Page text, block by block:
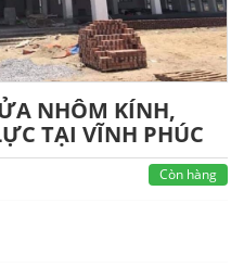
NHÔM KÍNH,
TẠI VĨNH PHÚC
Còn hàng